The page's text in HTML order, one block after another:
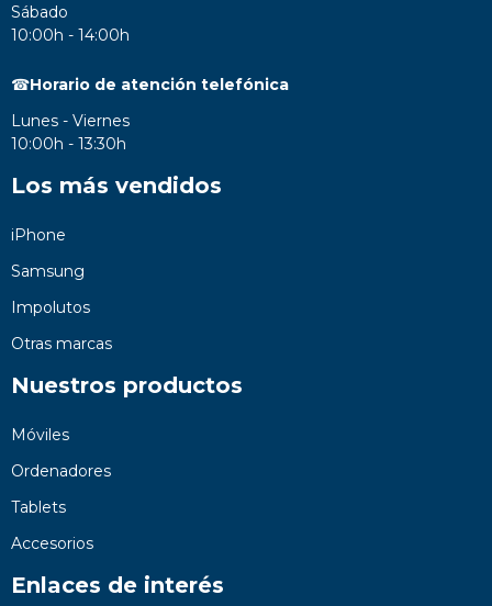
Sábado
10:00h - 14:00h
☎Horario de atención telefónica
Lunes - Viernes
10:00h - 13:30h
Los más vendidos
iPhone
Samsung
Impolutos
Otras marcas
Nuestros productos
Móviles
Ordenadores
Tablets
Accesorios
Enlaces de interés